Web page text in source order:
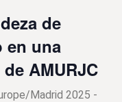
de
en una
AMURJC
Madrid 2025 -